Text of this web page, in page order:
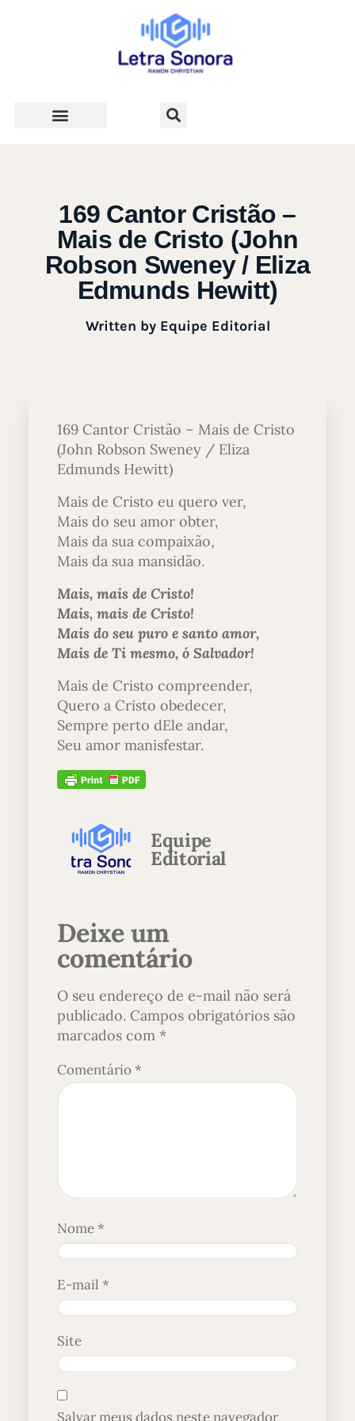
169 Cantor Cristão –
Mais de Cristo (John
Robson Sweney / Eliza
Edmunds Hewitt)
Written byEquipe Editorial
169 Cantor Cristão – Mais de Cristo
(John Robson Sweney / Eliza
Edmunds Hewitt)
Mais de Cristo eu quero ver,
Mais do seu amor obter,
Mais da sua compaixão,
Mais da sua mansidão.
Mais, mais de Cristo!
Mais, mais de Cristo!
Mais do seu puro e santo amor,
Mais de Ti mesmo, ó Salvador!
Mais de Cristo compreender,
Quero a Cristo obedecer,
Sempre perto dEle andar,
Seu amor manisfestar.
Equipe
Editorial
Deixe um
comentário
O seu endereço de e-mail não será
publicado. Campos obrigatórios são
marcados com *
Comentário*
Nome*
E-mail *
Site
Salvar meus dados neste navegador